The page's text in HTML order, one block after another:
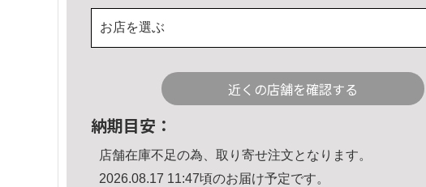
お店を選ぶ
近くの店舗を確認する
納期目安：
店舗在庫不足の為、取り寄せ注文となります。
2026.08.17 11:47頃のお届け予定です。